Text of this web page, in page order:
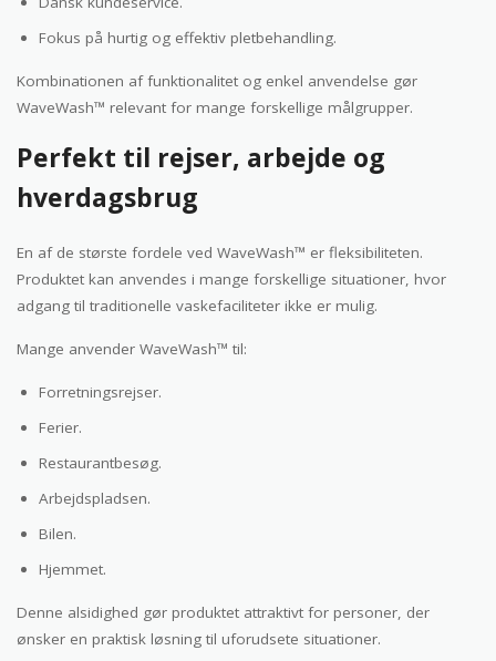
Fokus på hurtig og effektiv pletbehandling.
Kombinationen af funktionalitet og enkel anvendelse gør
WaveWash™ relevant for mange forskellige målgrupper.
Perfekt til rejser, arbejde og
hverdagsbrug
En af de største fordele ved WaveWash™ er fleksibiliteten.
Produktet kan anvendes i mange forskellige situationer, hvor
adgang til traditionelle vaskefaciliteter ikke er mulig.
Mange anvender WaveWash™ til:
Forretningsrejser.
Ferier.
Restaurantbesøg.
Arbejdspladsen.
Bilen.
Hjemmet.
Denne alsidighed gør produktet attraktivt for personer, der
ønsker en praktisk løsning til uforudsete situationer.